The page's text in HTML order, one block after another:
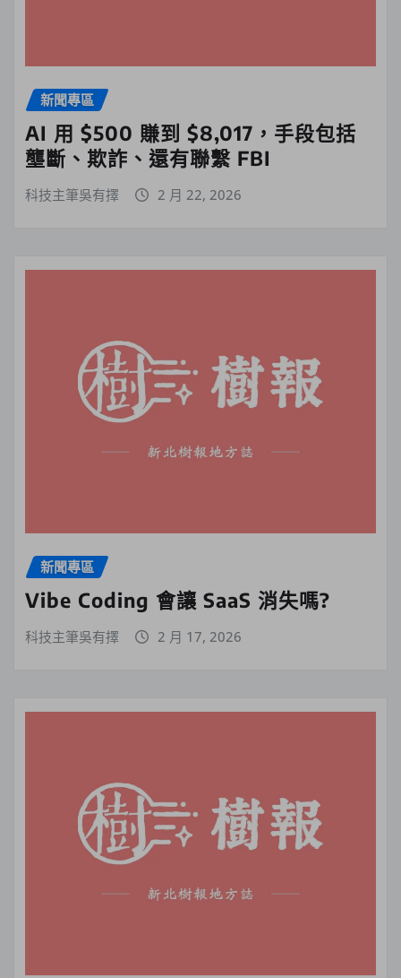
新聞專區
AI 用 $500 賺到 $8,017，手段包括
壟斷、欺詐、還有聯繫 FBI
科技主筆吳有擇 2 月 22, 2026
新聞專區
Vibe Coding 會讓 SaaS 消失嗎?
科技主筆吳有擇 2 月 17, 2026